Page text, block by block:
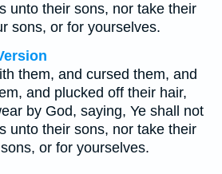
unto their sons, nor take their
sons, or for yourselves.
them, and cursed them, and
and plucked off their hair,
by God, saying, Ye shall not
unto their sons, nor take their
or for yourselves.